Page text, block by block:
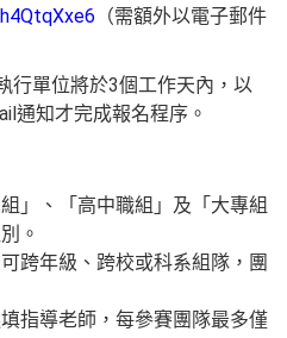
（需額外以電子郵件
行單位將於3個工作天內，以
通知才完成報名程序。
」、「高中職組」及「大專組
。
跨年級、跨校或科系組隊，團
指導老師，每參賽團隊最多僅